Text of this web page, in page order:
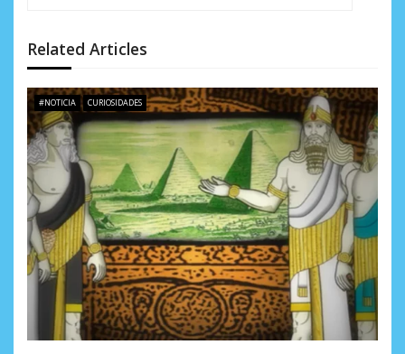
n
d
e
e
n
t
r
a
a
Related Articles
#NOTICIA CURIOSIDADES